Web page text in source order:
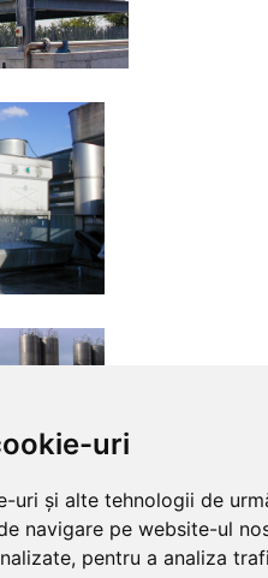
uri
uri și alte tehnologii de
navigare pe website-ul
pentru a analiza